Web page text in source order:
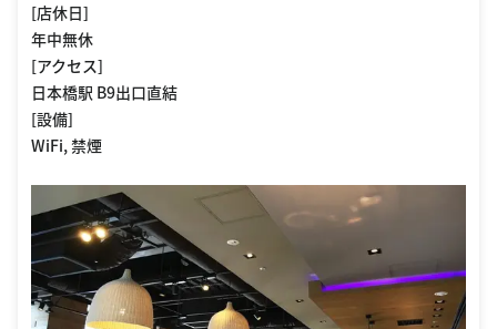
[店休日]
年中無休
[アクセス]
日本橋駅 B9出口直結
[設備]
WiFi, 禁煙